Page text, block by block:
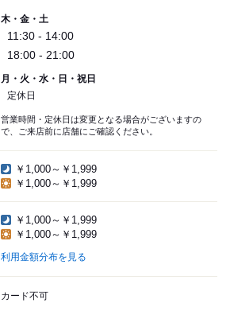
木・金・土
11:30 - 14:00
18:00 - 21:00
月・火・水・日・祝日
定休日
営業時間・定休日は変更となる場合がございますの
で、ご来店前に店舗にご確認ください。
￥1,000～￥1,999
￥1,000～￥1,999
￥1,000～￥1,999
￥1,000～￥1,999
利用金額分布を見る
カード不可